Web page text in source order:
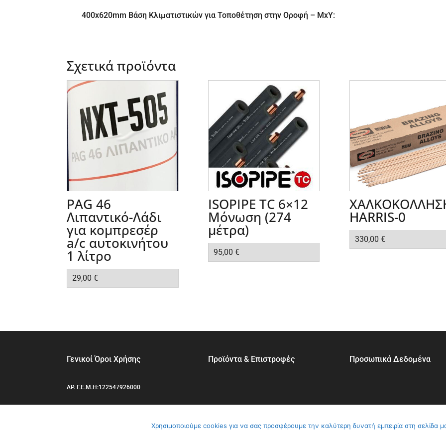
400x620mm Βάση Κλιματιστικών για Τοποθέτηση στην Οροφή – ΜxΥ:
Σχετικά προϊόντα
PAG 46
Λιπαντικό-Λάδι
για κομπρεσέρ
a/c αυτοκινήτου
1 λίτρο
29,00€
ISOPIPE TC 6×12
Μόνωση (274
μέτρα)
95,00 €
HARRIS-0
330,00 €
Γενικοί Όροι Χρήσης
ΑΡ. Γ.Ε.Μ.Η:122547926000
Προϊόντα & Επιστροφές Προσωπικά Δεδομένα
ClimaVer Αβραμίδης | Αλλάζουμε το κλίμα στη ζωή σας © 2026
Χρησιμοποιούμε cookies για να σας προσφέρουμε την καλύτερη δυνατή εμπειρία στη σελίδα